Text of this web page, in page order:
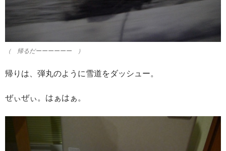
（ 帰るだーーーーーー ）
帰りは、弾丸のように雪道をダッシュー。
ぜぃぜぃ。はぁはぁ。